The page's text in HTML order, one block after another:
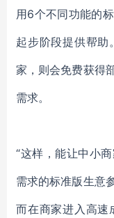
用6个不同功能的
起步阶段提供帮
家，则会免费获得
需求。
“这样，能让中小
需求的标准版生意
而在商家进入高速